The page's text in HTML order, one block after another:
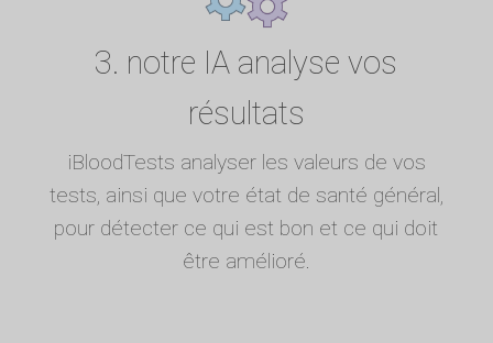
3. notre IA analyse vos
résultats
iBloodTests analyser les valeurs de vos
tests, ainsi que votre état de santé général,
pour détecter ce qui est bon et ce qui doit
être amélioré.